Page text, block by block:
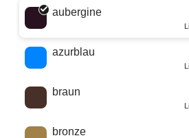
aubergine
azurblau
braun
bronze